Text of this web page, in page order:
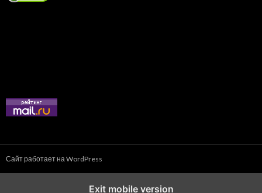
Сайт работает на WordPress
Exit mobile version